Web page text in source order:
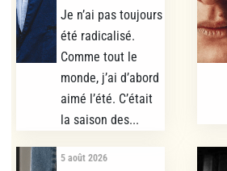
Je n’ai pas toujours
été radicalisé.
Comme tout le
monde, j’ai d’abord
aimé l’été. C’était
la saison des...
5 août 2026